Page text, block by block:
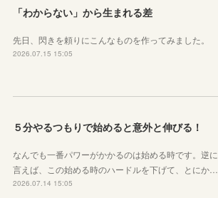
「わからない」から生まれる差
先日、閃きを頼りにこんなものを作ってみました。
2026.07.15 15:05
５分やるつもりで始めると意外と伸びる！
なんでも一番パワーがかかるのは始める時です。逆に
言えば、この始める時のハードルを下げて、とにか…
2026.07.14 15:05